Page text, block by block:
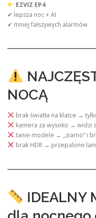
EZVIZ EP4
✔ lepsza noc + AI
✔ mniej fałszywych alarmów
NOCĄ
brak światła na klatce →
kamera za wysoko → widzi
tanie modele → „ziarno” i
brak HDR → przepalone
IDEALNY